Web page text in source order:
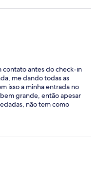
contato antes do check-in
me dando todas as
isso a minha entrada no
grande, então apesar
não tem como
ótima, próxima ao Metrô